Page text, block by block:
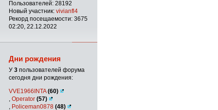
Пользователей: 28192
Новый участник: vivianfl4
Рекорд посещаемости: 3675
02:20, 22.12.2022
Дни рождения
У 3 пользователей форума
сегодня дни рождения:
VVE1966INTA(60)
Operator (57)
Policeman0878 (48)